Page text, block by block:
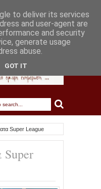
Super League
to deliver its services
and user-agent are
and security
generate usage
abuse.
GOT IT